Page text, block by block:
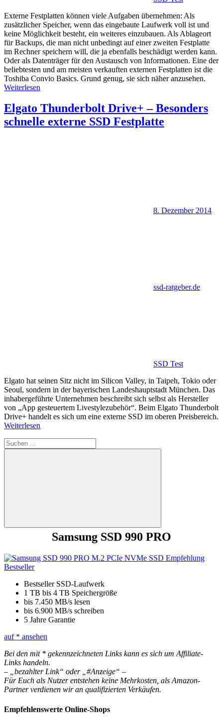
Externe Festplatten können viele Aufgaben übernehmen: Als
zusätzlicher Speicher, wenn das eingebaute Laufwerk voll ist und
keine Möglichkeit besteht, ein weiteres einzubauen. Als Ablageort
für Backups, die man nicht unbedingt auf einer zweiten Festplatte
im Rechner speichern will, die ja ebenfalls beschädigt werden kann.
Oder als Datenträger für den Austausch von Informationen. Eine der
beliebtesten und am meisten verkauften externen Festplatten ist die
Toshiba Convio Basics. Grund genug, sie sich näher anzusehen.
Weiterlesen
Elgato Thunderbolt Drive+ – Besonders
schnelle externe SSD Festplatte
8. Dezember 2014
ssd-ratgeber.de
SSD Test
Elgato hat seinen Sitz nicht im Silicon Valley, in Taipeh, Tokio oder
Seoul, sondern in der bayerischen Landeshauptstadt München. Das
inhabergeführte Unternehmen beschreibt sich selbst als Hersteller
von „App gesteuertem Livestylezubehör“. Beim Elgato Thunderbolt
Drive+ handelt es sich um eine externe SSD im oberen Preisbereich.
Weiterlesen
Suchen
nach:
Suchen
Samsung SSD 990 PRO
Bestseller SSD-Laufwerk
1 TB bis 4 TB Speichergröße
bis 7.450 MB/s lesen
bis 6.900 MB/s schreiben
5 Jahre Garantie
auf * ansehen
Bei den mit * gekennzeichneten Links kann es sich um Affiliate-
Links handeln.
– „bezahlter Link“ oder „#Anzeige“ –
Für Euch als Nutzer entstehen keine Mehrkosten, als Amazon-
Partner verdienen wir an qualifizierten Verkäufen.
Empfehlenswerte Online-Shops